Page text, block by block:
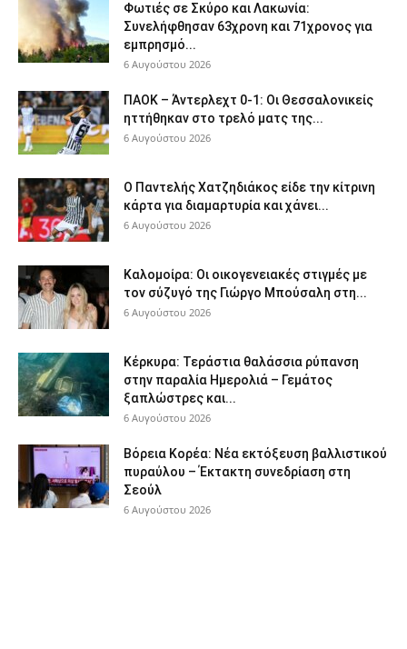
Φωτιές σε Σκύρο και Λακωνία:
Συνελήφθησαν 63χρονη και 71χρονος για
εμπρησμό...
6 Αυγούστου 2026
ΠΑΟΚ – Άντερλεχτ 0-1: Οι Θεσσαλονικείς
ηττήθηκαν στο τρελό ματς της...
6 Αυγούστου 2026
Ο Παντελής Χατζηδιάκος είδε την κίτρινη
κάρτα για διαμαρτυρία και χάνει...
6 Αυγούστου 2026
Καλομοίρα: Οι οικογενειακές στιγμές με
τον σύζυγό της Γιώργο Μπούσαλη στη...
6 Αυγούστου 2026
Κέρκυρα: Τεράστια θαλάσσια ρύπανση
στην παραλία Ημερολιά – Γεμάτος
ξαπλώστρες και...
6 Αυγούστου 2026
Βόρεια Κορέα: Νέα εκτόξευση βαλλιστικού
πυραύλου – Έκτακτη συνεδρίαση στη
Σεούλ
6 Αυγούστου 2026